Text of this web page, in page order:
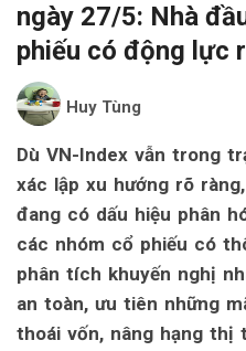
ngày 27/5: Nhà
phiếu có động lực
Huy Tùng
Dù VN-Index vẫn trong
xác lập xu hướng rõ
đang có dấu hiệu phân
các nhóm cổ phiếu có
phân tích khuyến nghị
an toàn, ưu tiên những
thoái vốn, nâng hạng thị